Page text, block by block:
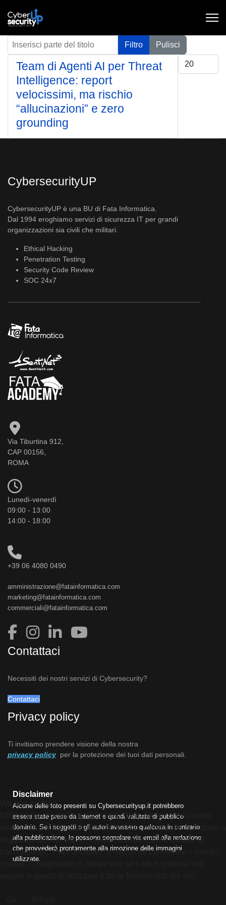
Inserisci parte del titolo Filtro
Pulisci
Visualizza #
Team di Agenti AI per Threat
Intelligence: report
velocissimi, ma rischio
“allucinazioni” e zero
grounding
CybersecurityUP
CybersecurityUP è una BU di Fata Informatica.
Dal 1994 eroghiamo servizi di sicurezza IT per grandi
organizzazioni sia civili che militari.
Ethical Hacking
Penetration Testing
Security Code Review
SOC 24x7
Via Tiburtina 912,
CAP 00156,
ROMA
Lunedì-venerdì
09:00 - 13:00
14:00 - 18:00
+39 06 4080 0490
amministrazione@fatainformatica.com
marketing@fatainformatica.com
commerciali@fatainformatica.com
Contattaci
Necessiti dei nostri servizi di Cybersecurity?
Contattaci
Privacy policy
Ti invitiamo prendere visione della nostra
privacy policy per la protezione dei tuoi dati personali.
Disclaimer
Alcune delle foto presenti su Cybersecurityup.it potrebbero
essere state prese da Internet e quindi valutate di pubblico
dominio. Se i soggetti o gli autori avessero qualcosa in contrario
alla pubblicazione, lo possono segnalare via email alla redazione
che provvederà prontamente alla rimozione delle immagini
utilizzate.
We use cookies
Utilizziamo i cookie sul nostro sito Web. Alcuni di essi sono
essenziali per il funzionamento del sito, mentre altri ci aiutano a
migliorare questo sito e l'esperienza dell'utente (cookie di
tracciamento). Puoi decidere tu stesso se consentire o meno i
cookie. Ti preghiamo di notare che se li rifiuti, potresti non